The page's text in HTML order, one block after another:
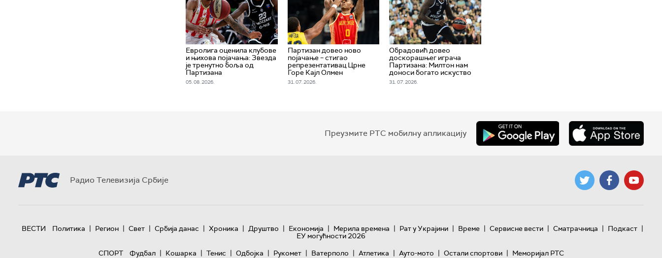
Евролига оценила клубове
и њихова појачања: Звезда
је тренутно боља од
Партизана
05. 08. 2026.
Партизан довео ново
појачање – стигао
репрезентативац Црне
Горе Кајл Олмен
31. 07. 2026.
Обрадовић довео
доскорашњег играча
Партизана: Милтон нам
доноси богато искуство
31. 07. 2026.
Преузмите РТС мобилну апликацију
Радио Телевизија Србије
ВЕСТИ Политика | Регион | Свет | Србија данас | Хроника | Друштво | Економија | Мерила времена | Рат у Украјини | Време | Сервисне вести | Сматрачница | Подкаст |
ЕУ могућности 2026
СПОРТ
Фудбал | Кошарка | Тенис | Одбојка | Рукомет | Ватерполо | Атлетика | Ауто-мото | Остали спортови | Меморијал РТС